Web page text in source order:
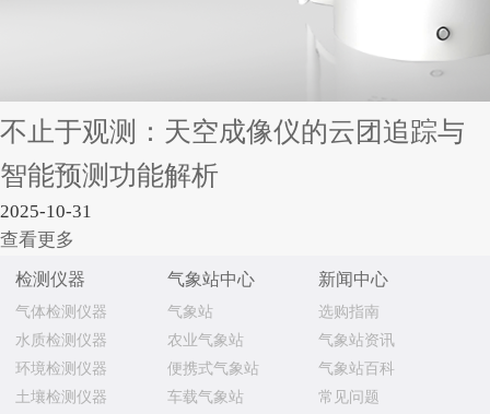
不止于观测：天空成像仪的云团追踪与
智能预测功能解析
2025-10-31
查看更多
检测仪器
气体检测仪器
水质检测仪器
环境检测仪器
土壤检测仪器
气象站中心
气象站
农业气象站
便携式气象站
车载气象站
新闻中心
选购指南
气象站资讯
气象站百科
常见问题